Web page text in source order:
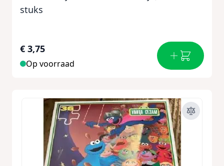
stuks
€ 3,75
Op voorraad